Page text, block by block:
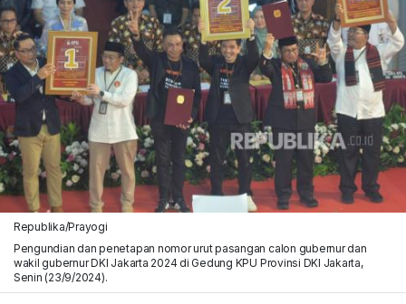
Republika/Prayogi
Pengundian dan penetapan nomor urut pasangan calon gubernur dan
wakil gubernur DKI Jakarta 2024 di Gedung KPU Provinsi DKI Jakarta,
Senin (23/9/2024).